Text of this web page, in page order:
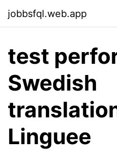
jobbsfql.web.app
test
Swedish
Linguee